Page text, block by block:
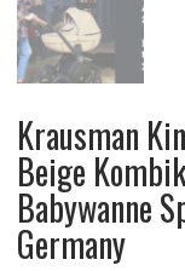
Krausman
Beige
Babywanne
Germany